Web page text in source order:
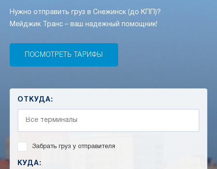
Нужно отправить груз в Снежинск (до КПП)?
Мейджик Транс – ваш надежный помощник!
ПОСМОТРЕТЬ ТАРИФЫ
ОТКУДА:
Забрать груз у отправителя
КУДА: